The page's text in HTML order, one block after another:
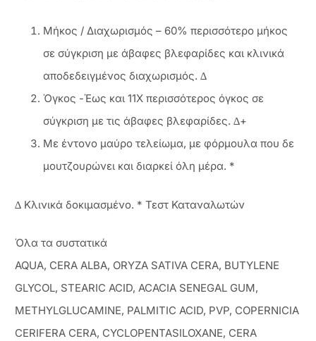
Μήκος / Διαχωρισμός – 60% περισσότερο μήκος
σε σύγκριση με άβαφες βλεφαρίδες και κλινικά
αποδεδειγμένος διαχωρισμός. ∆
Όγκος -Έως και 11X περισσότερος όγκος σε
σύγκριση με τις άβαφες βλεφαρίδες. ∆+
Με έντονο μαύρο τελείωμα, με φόρμουλα που δε
μουτζουρώνει και διαρκεί όλη μέρα. *
∆ Κλινικά δοκιμασμένο. * Τεστ Καταναλωτών
Όλα τα συστατικά
AQUA, CERA ALBA, ORYZA SATIVA CERA, BUTYLENE
GLYCOL, STEARIC ACID, ACACIA SENEGAL GUM,
METHYLGLUCAMINE, PALMITIC ACID, PVP, COPERNICIA
CERIFERA CERA, CYCLOPENTASILOXANE, CERA